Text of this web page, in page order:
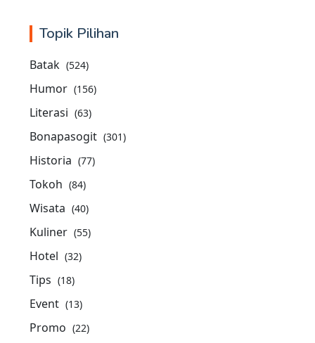
Topik Pilihan
Batak (524)
Humor (156)
Literasi (63)
Bonapasogit (301)
Historia (77)
Tokoh (84)
Wisata (40)
Kuliner (55)
Hotel (32)
Tips (18)
Event (13)
Promo (22)